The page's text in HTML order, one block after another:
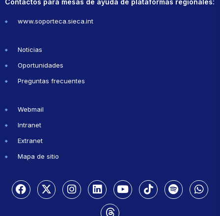
Contactos para mesas de ayuda de plataformas regionales:
www.soporteca.sieca.int
Noticias
Oportunidades
Preguntas frecuentes
Webmail
Intranet
Extranet
Mapa de sitio